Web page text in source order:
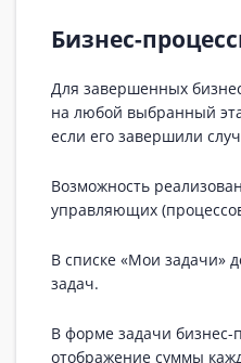
Бизнес-
Для завершенных
на любой выбранный
если его завершили
Возможность
управляющих
В списке «Мои задачи»
задач.
В форме задачи бизнес-
отображение суммы